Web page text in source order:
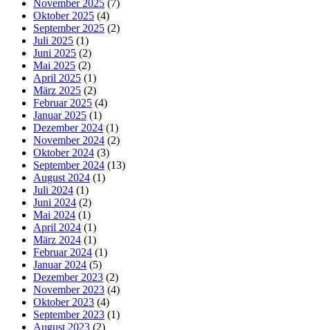
November 2025 (7)
Oktober 2025 (4)
September 2025 (2)
Juli 2025 (1)
Juni 2025 (2)
Mai 2025 (2)
April 2025 (1)
März 2025 (2)
Februar 2025 (4)
Januar 2025 (1)
Dezember 2024 (1)
November 2024 (2)
Oktober 2024 (3)
September 2024 (13)
August 2024 (1)
Juli 2024 (1)
Juni 2024 (2)
Mai 2024 (1)
April 2024 (1)
März 2024 (1)
Februar 2024 (1)
Januar 2024 (5)
Dezember 2023 (2)
November 2023 (4)
Oktober 2023 (4)
September 2023 (1)
August 2023 (2)